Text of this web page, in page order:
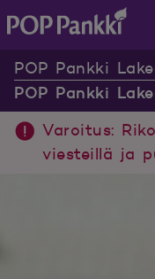
POP Pankki
POP Pankki
Varoitus:
viesteillä ja